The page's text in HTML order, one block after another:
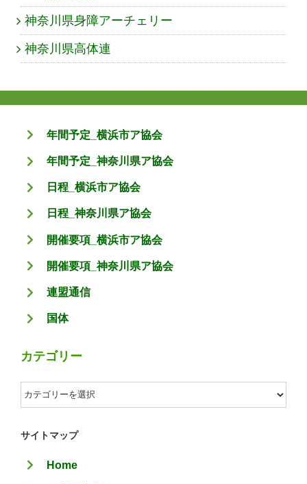
神奈川県身障アーチェリー
神奈川県高体連
年間予定_横浜市ア協会
年間予定_神奈川県ア協会
日程_横浜市ア協会
日程_神奈川県ア協会
開催要項_横浜市ア協会
開催要項_神奈川県ア協会
連盟通信
国体
カテゴリー
カ
テ
ゴ
ー
サイトマップ
Home